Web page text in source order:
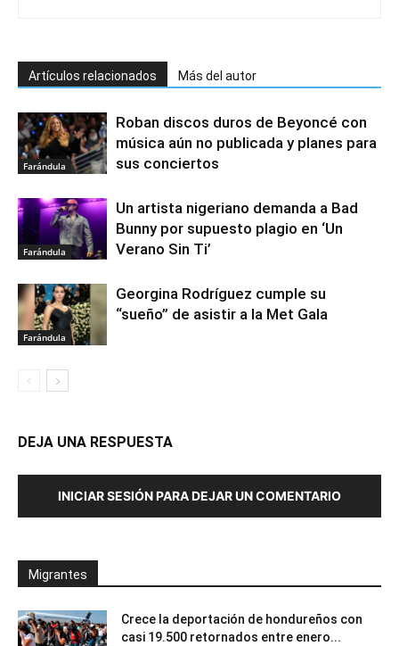
Artículos relacionados Más del autor
Farándula
Roban discos duros de Beyoncé con
música aún no publicada y planes para
sus conciertos
Farándula
Un artista nigeriano demanda a Bad
Bunny por supuesto plagio en ‘Un
Verano Sin Ti’
Farándula
Georgina Rodríguez cumple su
“sueño” de asistir a la Met Gala
DEJA UNA RESPUESTA
INICIAR SESIÓN PARA DEJAR UN COMENTARIO
Migrantes
Crece la deportación de hondureños con
casi 19.500 retornados entre enero...